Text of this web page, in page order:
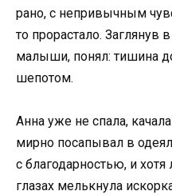
рано, с непривычным
то прорастало. Заглянув
малыши, понял: тишина
шепотом.
Анна уже не спала,
мирно посапывал в
с благодарностью, и
глазах мелькнула